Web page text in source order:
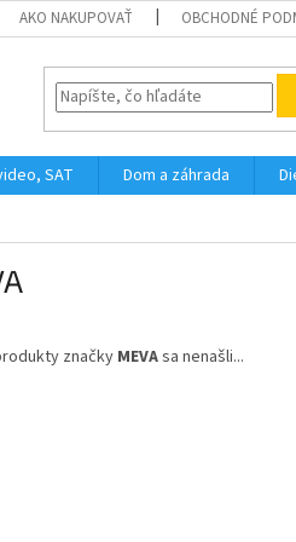
AKO NAKUPOVAŤ OBCHODNÉ
SAT Dom a záhrada
značkyMEVAsa nenašli...